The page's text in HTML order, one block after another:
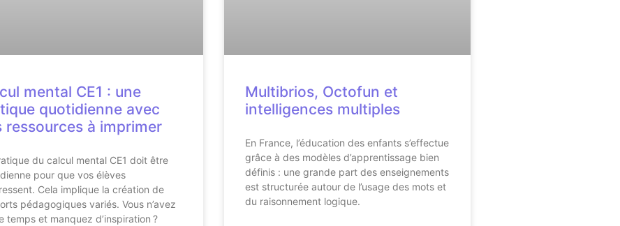
mental CE1 : une
quotidienne avec
ressources à imprimer
du calcul mental CE1 doit être
pour que vos élèves
Cela implique la création de
pédagogiques variés. Vous n’avez
temps et manquez d’inspiration ?
Multibrios, Octofun et
intelligences multiples
En France, l’éducation des enfants s’effectue
grâce à des modèles d’apprentissage bien
définis : une grande part des enseignements
est structurée autour de l’usage des mots et
du raisonnement logique.